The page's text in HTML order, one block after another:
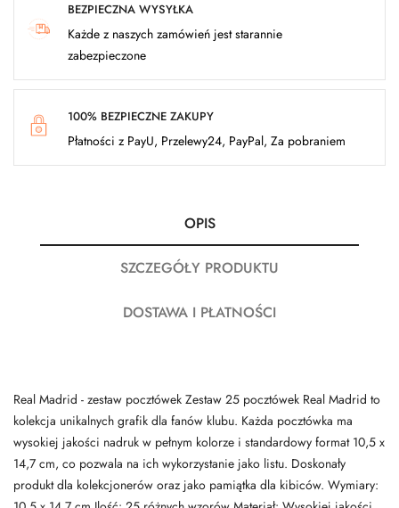
BEZPIECZNA WYSYŁKA
Każde z naszych zamówień jest starannie
zabezpieczone
100% BEZPIECZNE ZAKUPY
Płatności z PayU, Przelewy24, PayPal, Za pobraniem
OPIS
SZCZEGÓŁY PRODUKTU
DOSTAWA I PŁATNOŚCI
Real Madrid - zestaw pocztówek Zestaw 25 pocztówek Real Madrid to
kolekcja unikalnych grafik dla fanów klubu. Każda pocztówka ma
wysokiej jakości nadruk w pełnym kolorze i standardowy format 10,5 x
14,7 cm, co pozwala na ich wykorzystanie jako listu. Doskonały
produkt dla kolekcjonerów oraz jako pamiątka dla kibiców. Wymiary: